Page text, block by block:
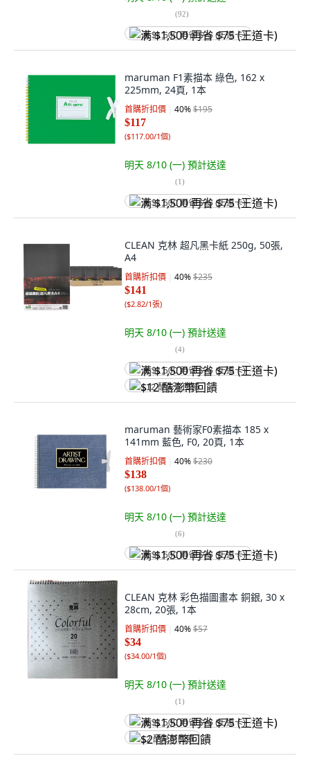
(92)
满 $1,500 再省 $75 (王道卡)
maruman F1素描本 綠色, 162 x
225mm, 24頁, 1本
首購折扣價 40%$195
$117
($117.00/1個)
明天 8/10 (一) 預計送達
(1)
满 $1,500 再省 $75 (王道卡)
CLEAN 克林 超凡黑卡紙 250g, 50張,
A4
首購折扣價 40%$235
$141
($2.82/1張)
明天 8/10 (一) 預計送達
(4)
满 $1,500 再省 $75 (王道卡)
$12 酷澎幣回饋
maruman 藝術家F0素描本 185 x
141mm 藍色, F0, 20頁, 1本
首購折扣價 40%$230
$138
($138.00/1個)
明天 8/10 (一) 預計送達
(6)
满 $1,500 再省 $75 (王道卡)
CLEAN 克林 彩色描圖畫本 銅銀, 30 x
28cm, 20張, 1本
首購折扣價 40%$57
$34
($34.00/1個)
明天 8/10 (一) 預計送達
(1)
满 $1,500 再省 $75 (王道卡)
$2 酷澎幣回饋